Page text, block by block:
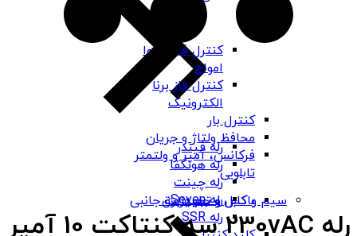
رله فیندر
رله هونگفا
رله چینت
رله Seven
رله SSR
کنترل فاز شیوا
امواج
کنترل فاز برنا
الکترونیک
کنترل بار
محافظ ولتاژ و جریان
فرکانس، آمپر و ولتمتر
تابلویی
باکس و جعبه برق
سیم و کابل و تجهیزات جانبی
رله 230vAC سه کنتاکت 10 آمپر